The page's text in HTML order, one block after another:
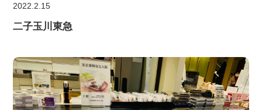
2022.2.15
二子玉川東急